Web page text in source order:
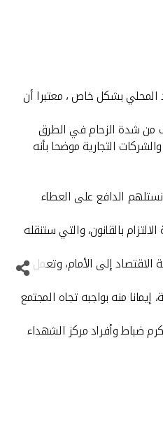
المحلي بشكل خاص ، معتبرا أن
من شدة الزحام في الطرق
التجارية موضحا بأنه
الدافع على العطاء
بالقانون، والتي ستنقله
إلى الأمام، وتعمل
منه بواجبه تجاه المجتمع
ضباط وأفراد مركز الشهداء